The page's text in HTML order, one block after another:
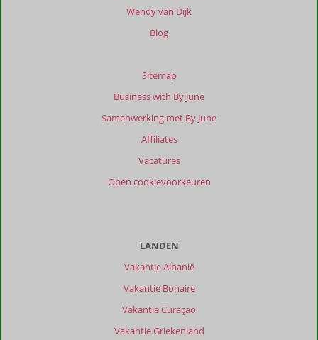
Wendy van Dijk
Blog
Sitemap
Business with By June
Samenwerking met By June
Affiliates
Vacatures
Open cookievoorkeuren
LANDEN
Vakantie Albanië
Vakantie Bonaire
Vakantie Curaçao
Vakantie Griekenland